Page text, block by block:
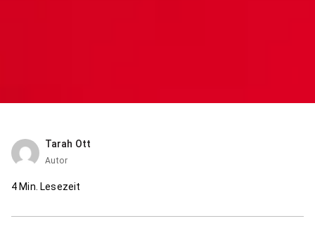
Tarah Ott
Autor
4 Min. Lesezeit